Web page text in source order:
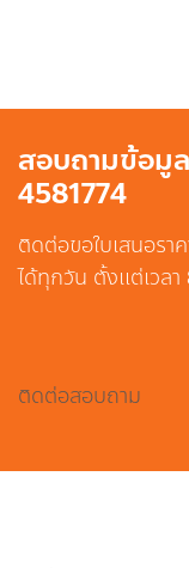
สอบถามข้อมู
4581774
ติดต่อขอใบเสนอรา
ได้ทุกวัน ตั้งแต่เวล
ติดต่อสอบถาม